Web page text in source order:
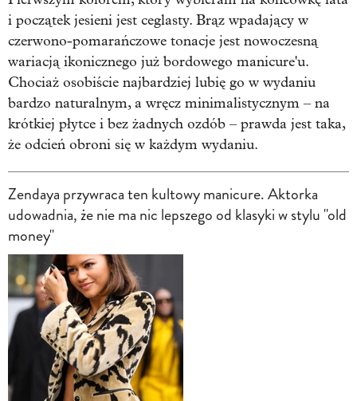
i początek jesieni jest ceglasty. Brąz wpadający w
czerwono-pomarańczowe tonacje jest nowoczesną
wariacją ikonicznego już bordowego manicure'u.
Chociaż osobiście najbardziej lubię go w wydaniu
bardzo naturalnym, a wręcz minimalistycznym – na
krótkiej płytce i bez żadnych ozdób – prawda jest taka,
że odcień obroni się w każdym wydaniu.
Zendaya przywraca ten kultowy manicure. Aktorka
udowadnia, że nie ma nic lepszego od klasyki w stylu "old
money"